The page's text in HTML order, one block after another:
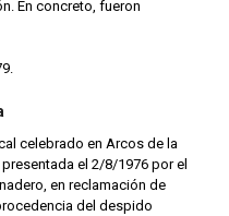
En concreto, fueron
celebrado en Arcos de la
el 2/8/1976 por el
en reclamación de
del despido